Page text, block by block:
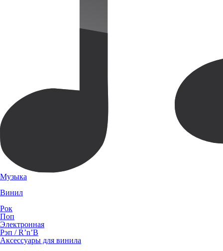
Музыка
Винил
Рок
Поп
Электронная
Рэп / R’n’B
Аксессуары для винила